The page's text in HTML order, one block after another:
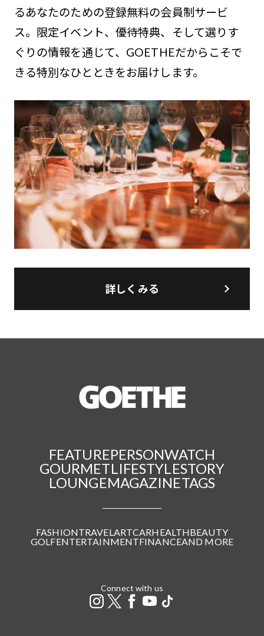
るあなたのための登録無料の会員制サービ
ス。限定イベント、優待特典、そして選りす
ぐりの情報を通じて、GOETHEだからこそで
きる特別なひとときをお届けします。
詳しくみる
FEATUREPERSONWATCH
GOURMETLIFESTYLESTORY
LOUNGEMAGAZINETAGS
FASHIONTRAVELARTCARHEALTHBEAUTY
GOLFENTERTAINMENTFINANCEAND MORE
Connect with us